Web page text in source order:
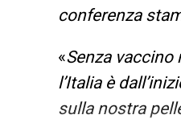
conferenza
«Senza vaccino
l’Italia è
sulla nostra